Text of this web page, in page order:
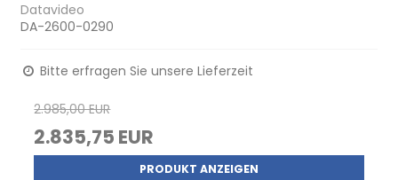
Datavideo
DA-2600-0290
Bitte erfragen Sie unsere Lieferzeit
2.985,00 EUR
2.835,75 EUR
PRODUKT ANZEIGEN